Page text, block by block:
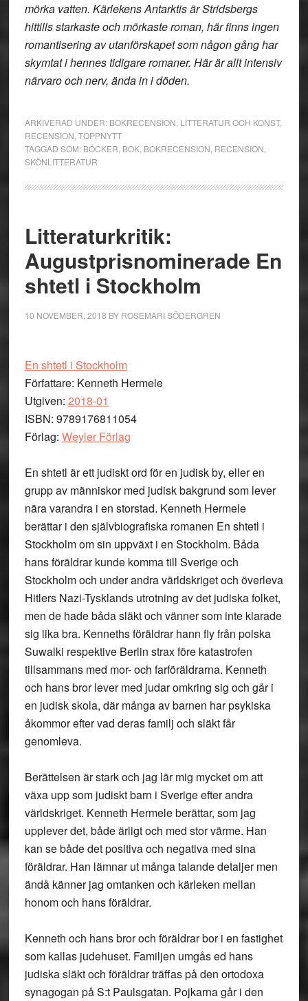
mörka vatten. Kärlekens Antarktis är Stridsbergs
hittills starkaste och mörkaste roman, här finns ingen
romantisering av utanförskapet som någon gång har
skymtat i hennes tidigare romaner. Här är allt intensiv
närvaro och nerv, ända in i döden.
ARKIVERAD UNDER: BOKRECENSION LITTERATUR OCH KONST,
RECENSION TOPPNYTT
TAGGAD SOM: BÖCKER BOK, BOKRECENSION RECENSION
SKÖNLITTERATUR
Litteraturkritik:
Augustprisnominerade En
shtetl i Stockholm
10 NOVEMBER, 2018 BY ROSEMARI SÖDERGREN
En shtetl i Stockholm
Författare: Kenneth Hermele
Utgiven: 2018-01
ISBN: 9789176811054
Förlag: Weyler Förlag
En shtetl är ett judiskt ord för en judisk by, eller en
grupp av människor med judisk bakgrund som lever
nära varandra i en storstad. Kenneth Hermele
berättar i den självbiografiska romanen En shtetl i
Stockholm om sin uppväxt i en Stockholm. Båda
hans föräldrar kunde komma till Sverige och
Stockholm och under andra världskriget och överleva
Hitlers Nazi-Tysklands utrotning av det judiska folket,
men de hade båda släkt och vänner som inte klarade
sig lika bra. Kenneths föräldrar hann fly från polska
Suwalki respektive Berlin strax före katastrofen
tillsammans med mor- och farföräldrarna. Kenneth
och hans bror lever med judar omkring sig och går i
en judisk skola, där många av barnen har psykiska
åkommor efter vad deras familj och släkt får
genomleva.
Berättelsen är stark och jag lär mig mycket om att
växa upp som judiskt barn i Sverige efter andra
världskriget. Kenneth Hermele berättar, som jag
upplever det, både ärligt och med stor värme. Han
kan se både det positiva och negativa med sina
föräldrar. Han lämnar ut många talande detaljer men
ändå känner jag omtanken och kärleken mellan
honom och hans föräldrar.
Kenneth och hans bror och föräldrar bor i en fastighet
som kallas judehuset. Familjen umgås ed hans
judiska släkt och föräldrar träffas på den ortodoxa
synagogan på S:t Paulsgatan. Pojkarna går i den